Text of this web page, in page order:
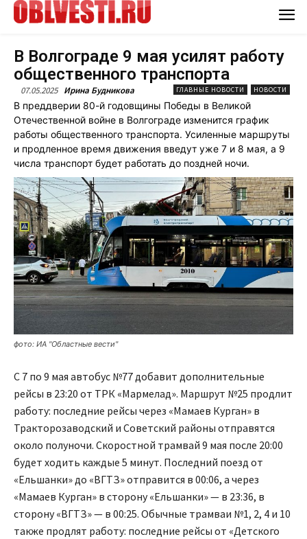
В Волгограде 9 мая усилят работу
общественного транспорта
07.05.2025 Ирина Будникова ГЛАВНЫЕ НОВОСТИ НОВОСТИ
В преддверии 80-й годовщины Победы в Великой
Отечественной войне в Волгограде изменится график
работы общественного транспорта. Усиленные маршруты
и продленное время движения введут уже 7 и 8 мая, а 9
числа транспорт будет работать до поздней ночи.
фото: ИА "Областные вести"
С 7 по 9 мая автобус №77 добавит дополнительные
рейсы в 23:20 от ТРК «Мармелад». Маршрут №25 продлит
работу: последние рейсы через «Мамаев Курган» в
Тракторозаводский и Советский районы отправятся
около полуночи. Скоростной трамвай 9 мая после 20:00
будет ходить каждые 5 минут. Последний поезд от
«Ельшанки» до «ВГТЗ» отправится в 00:06, а через
«Мамаев Курган» в сторону «Ельшанки» — в 23:36, в
сторону «ВГТЗ» — в 00:25. Обычные трамваи №1, 2, 4 и 10
также продлят работу: последние рейсы от «Детского